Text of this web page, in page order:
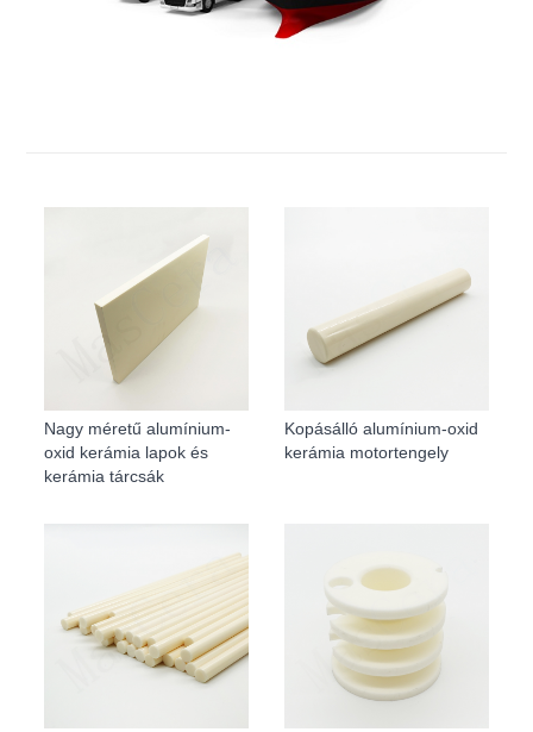
Nagy méretű alumínium-
oxid kerámia lapok és
kerámia tárcsák
Kopásálló alumínium-oxid
kerámia motortengely